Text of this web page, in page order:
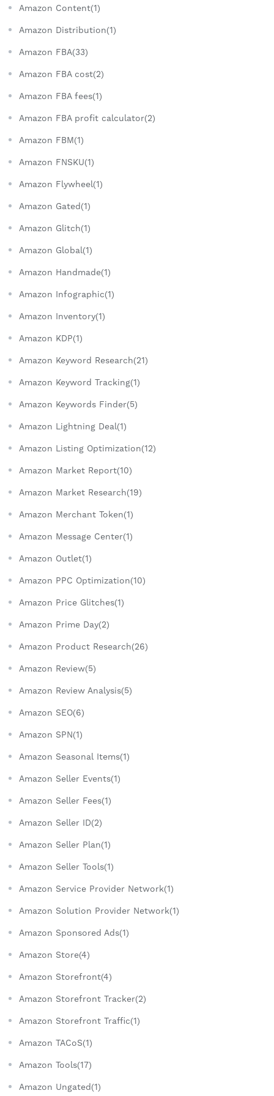
Amazon Content(1)
Amazon Distribution(1)
Amazon FBA(33)
Amazon FBA cost(2)
Amazon FBA fees(1)
Amazon FBA profit calculator(2)
Amazon FBM(1)
Amazon FNSKU(1)
Amazon Flywheel(1)
Amazon Gated(1)
Amazon Glitch(1)
Amazon Global(1)
Amazon Handmade(1)
Amazon Infographic(1)
Amazon Inventory(1)
Amazon KDP(1)
Amazon Keyword Research(21)
Amazon Keyword Tracking(1)
Amazon Keywords Finder(5)
Amazon Lightning Deal(1)
Amazon Listing Optimization(12)
Amazon Market Report(10)
Amazon Market Research(19)
Amazon Merchant Token(1)
Amazon Message Center(1)
Amazon Outlet(1)
Amazon PPC Optimization(10)
Amazon Price Glitches(1)
Amazon Prime Day(2)
Amazon Product Research(26)
Amazon Review(5)
Amazon Review Analysis(5)
Amazon SEO(6)
Amazon SPN(1)
Amazon Seasonal Items(1)
Amazon Seller Events(1)
Amazon Seller Fees(1)
Amazon Seller ID(2)
Amazon Seller Plan(1)
Amazon Seller Tools(1)
Amazon Service Provider Network(1)
Amazon Solution Provider Network(1)
Amazon Sponsored Ads(1)
Amazon Store(4)
Amazon Storefront(4)
Amazon Storefront Tracker(2)
Amazon Storefront Traffic(1)
Amazon TACoS(1)
Amazon Tools(17)
Amazon Ungated(1)